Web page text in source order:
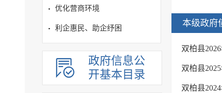
优化营商环境
利企惠民、助企纾困
政府信息公
开基本目录
本级政府
双柏县
双柏县
双柏县